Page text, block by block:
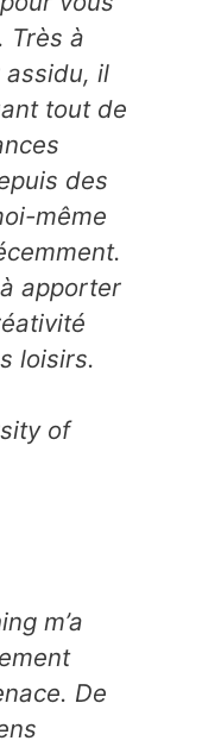
Très à
assidu, il
tout de
des
même
apporter
loisirs.
of
m’a
De